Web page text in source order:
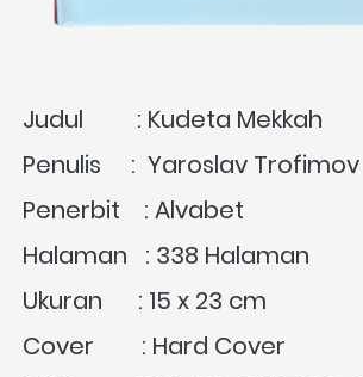
Judul         : Kudeta Mekkah
Penulis     : Yaroslav Trofimov
Penerbit    : Alvabet
Halaman   : 338 Halaman
Ukuran      : 15 x 23 cm
Cover        : Hard Cover